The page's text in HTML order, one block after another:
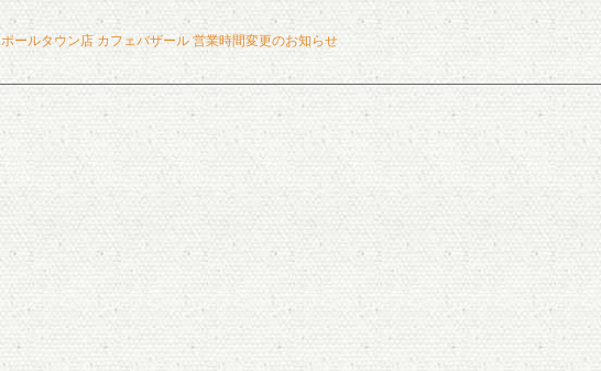
ポールタウン店 カフェバザール 営業時間変更のお知らせ